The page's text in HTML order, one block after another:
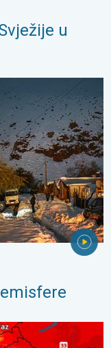
u
snijega u Andama. .
vrlo vruć. . .